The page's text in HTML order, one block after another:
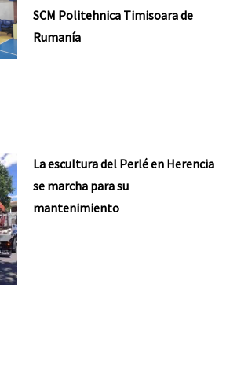
SCM Politehnica Timisoara de
Rumanía
La escultura del Perlé en Herencia
se marcha para su
mantenimiento